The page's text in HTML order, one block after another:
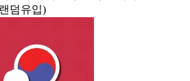
덤유입)